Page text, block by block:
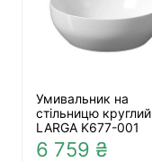
Умивальник на
стільницю круглий
LARGA K677-001
6 759 ₴